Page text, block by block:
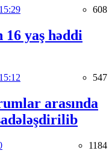
608
16 yaş həddi
547
arasında
1184